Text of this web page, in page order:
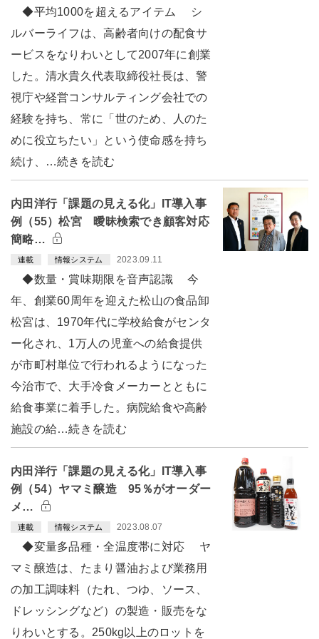
◆平均1000を超えるアイテム シ
ルバーライフは、高齢者向けの配食サ
ービスをなりわいとして2007年に創業
した。清水貴久代表取締役社長は、警
視庁や経営コンサルティング会社での
経験を持ち、常に「世のため、人のた
めに役立ちたい」という使命感を持ち
続け、…続きを読む
内田洋行「課題の見える化」IT導入事
例（55）松宮 曖昧検索でき顧客対応
簡略…
連載 情報システム 2023.09.11
◆数量・賞味期限を音声認識 今
年、創業60周年を迎えた松山の食品卸
松宮は、1970年代に学校給食がセンタ
ー化され、1万人の児童への給食提供
が市町村単位で行われるようになった
今治市で、大手冷食メーカーとともに
給食事業に着手した。病院給食や高齢
施設の給…続きを読む
内田洋行「課題の見える化」IT導入事
例（54）ヤマミ醸造 95％がオーダー
メ…
連載 情報システム 2023.08.07
◆変量多品種・全温度帯に対応 ヤ
マミ醸造は、たまり醤油および業務用
の加工調味料（たれ、つゆ、ソース、
ドレッシングなど）の製造・販売をな
りわいとする。250kg以上のロットを